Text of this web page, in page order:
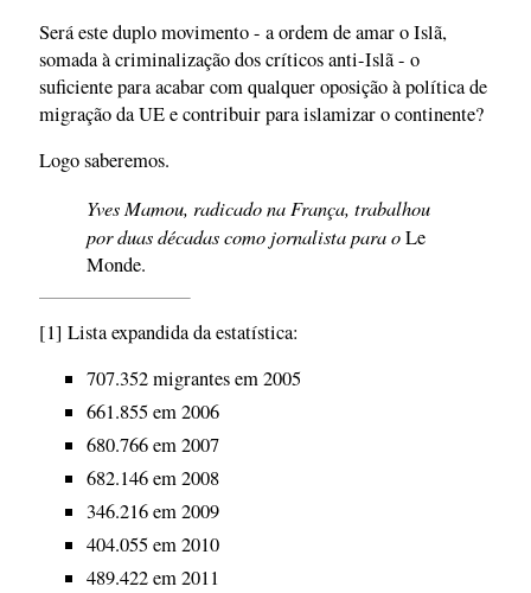
Será este duplo movimento - a ordem de amar o Islã,
somada à criminalização dos críticos anti-Islã - o
suficiente para acabar com qualquer oposição à política de
migração da UE e contribuir para islamizar o continente?
Logo saberemos.
Yves Mamou, radicado na França, trabalhou
por duas décadas como jornalista para oLe
Monde.
[1] Lista expandida da estatística:
707.352 migrantes em 2005
661.855 em 2006
680.766 em 2007
682.146 em 2008
346.216 em 2009
404.055 em 2010
489.422 em 2011